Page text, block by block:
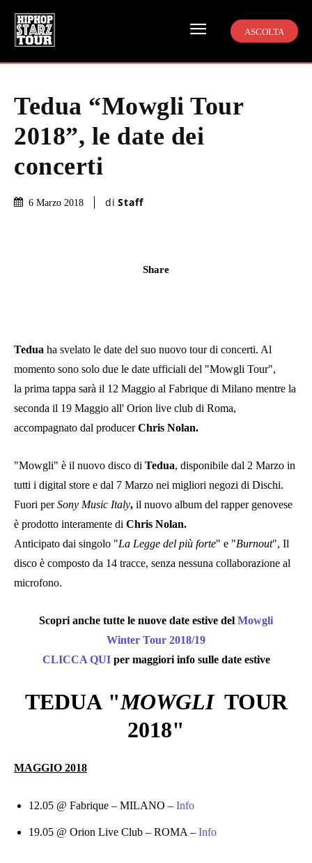
ASCOLTA
Tedua “Mowgli Tour
2018”, le date dei
concerti
6 Marzo 2018 di Staff
Share
Tedua ha svelato le date del suo nuovo tour di concerti. Al
momento sono solo due le date ufficiali del "Mowgli Tour",
la prima tappa sarà il 12 Maggio al Fabrique di Milano mentre la
seconda il 19 Maggio all' Orion live club di Roma,
accompagnato dal producerChris Nolan.
"Mowgli" è il nuovo disco di Tedua, disponibile dal 2 Marzo in
tutti i digital store e dal 7 Marzo nei migliori negozi di Dischi.
Fuori perSony Music Italy, il nuovo album del rapper genovese
è prodotto interamente di Chris Nolan.
Anticipato dai singolo "La Legge del più forte" e "Burnout", Il
disco è composto da 14 tracce, senza nessuna collaborazione al
microfono.
Scopri anche tutte le nuove date estive del Mowgli
Winter Tour 2018/19
CLICCA QUI per maggiori info sulle date estive
TEDUA"MOWGLITOUR
2018"
MAGGIO 2018
12.05 @ Fabrique – MILANO – Info
19.05 @ Orion Live Club – ROMA – Info